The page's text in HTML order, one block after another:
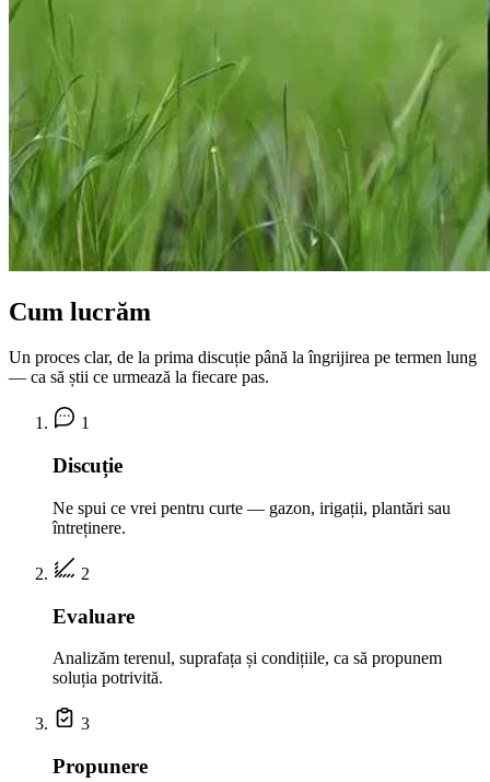
Cum lucrăm
Un proces clar, de la prima discuție până la îngrijirea pe termen lung
— ca să știi ce urmează la fiecare pas.
1
Discuție
Ne spui ce vrei pentru curte — gazon, irigații, plantări sau
întreținere.
2
Evaluare
Analizăm terenul, suprafața și condițiile, ca să propunem
soluția potrivită.
3
Propunere